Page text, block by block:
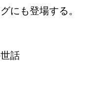
にも登場する。
話